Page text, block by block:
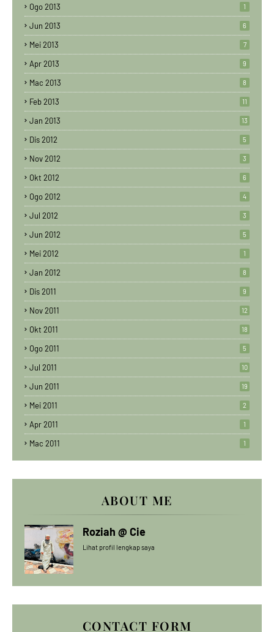
Ogo 2013 1
Jun 2013 6
Mei 2013 7
Apr 2013 9
Mac 2013 8
Feb 2013 11
Jan 2013 13
Dis 2012 5
Nov 2012 3
Okt 2012 6
Ogo 2012 4
Jul 2012 3
Jun 2012 5
Mei 2012 1
Jan 2012 8
Dis 2011 9
Nov 2011 12
Okt 2011 18
Ogo 2011 5
Jul 2011 10
Jun 2011 19
Mei 2011 2
Apr 2011 1
Mac 2011 1
ABOUT ME
Roziah @ Cie
Lihat profil lengkap saya
CONTACT FORM